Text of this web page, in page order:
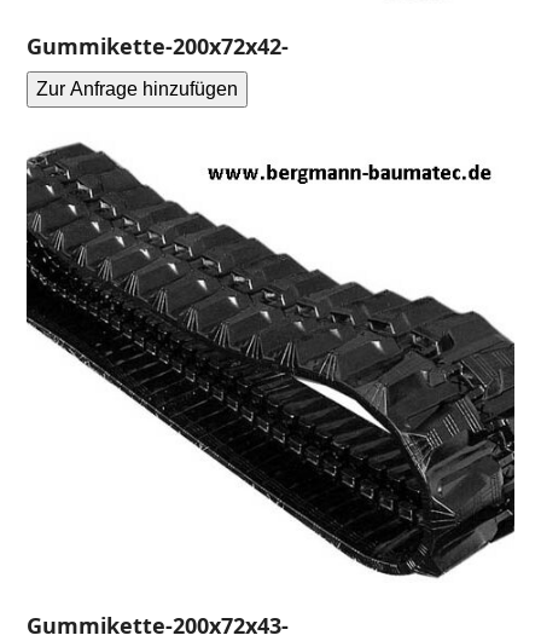
Gummikette-200x72x42-
Zur Anfrage hinzufügen
Gummikette-200x72x43-